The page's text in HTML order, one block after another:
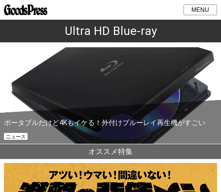
MENU
Ultra HD Blue-ray
ポータブルだけど4Kもイケる！外付けブルーレイ再生機がすごい
ニュース
オススメ特集